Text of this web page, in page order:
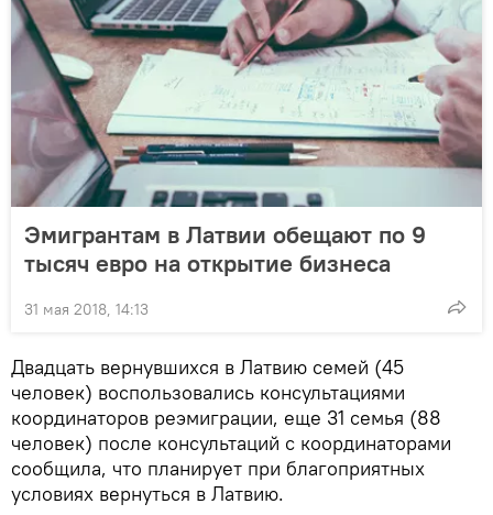
Эмигрантам в Латвии обещают по 9
тысяч евро на открытие бизнеса
31 мая 2018, 14:13
Двадцать вернувшихся в Латвию семей (45
человек) воспользовались консультациями
координаторов реэмиграции, еще 31 семья (88
человек) после консультаций с координаторами
сообщила, что планирует при благоприятных
условиях вернуться в Латвию.